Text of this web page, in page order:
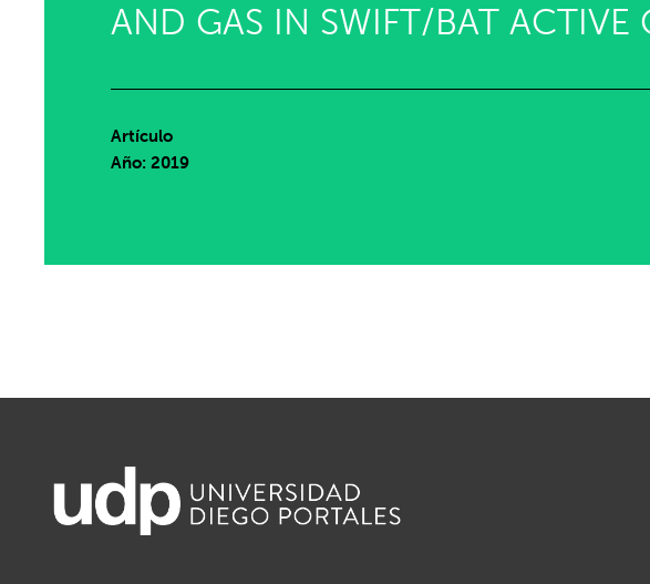
AND GAS IN SWIFT/BAT ACTIVE
Artículo
Año: 2019